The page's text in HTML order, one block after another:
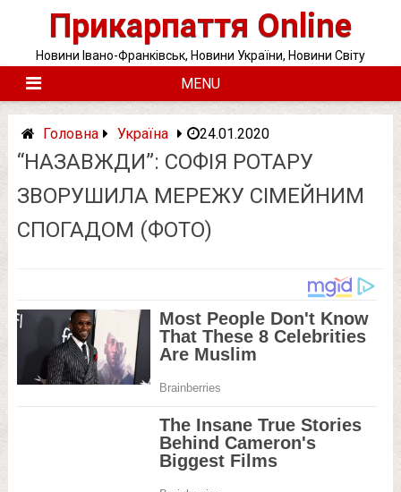
Прикарпаття Online
Новини Івано-Франківськ, Новини України, Новини Світу
MENU
Головна Україна 24.01.2020
“НАЗАВЖДИ”: СОФІЯ РОТАРУ
ЗВОРУШИЛА МЕРЕЖУ СІМЕЙНИМ
СПОГАДОМ (ФОТО)